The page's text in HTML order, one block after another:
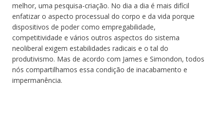
melhor, uma pesquisa-criação. No dia a dia é mais difícil
enfatizar o aspecto processual do corpo e da vida porque
dispositivos de poder como empregabilidade,
competitividade e vários outros aspectos do sistema
neoliberal exigem estabilidades radicais e o tal do
produtivismo. Mas de acordo com James e Simondon, todos
nós compartilhamos essa condição de inacabamento e
impermanência.